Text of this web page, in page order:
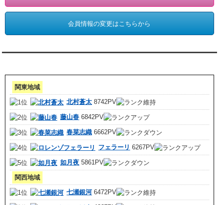
会員情報の変更はこちらから
関東地域
北村蒼太 8742PV
藤山春 6842PV
春菜志織 6662PV
フェラーリ 6267PV
如月夜 5861PV
関西地域
七瀬銀河6472PV